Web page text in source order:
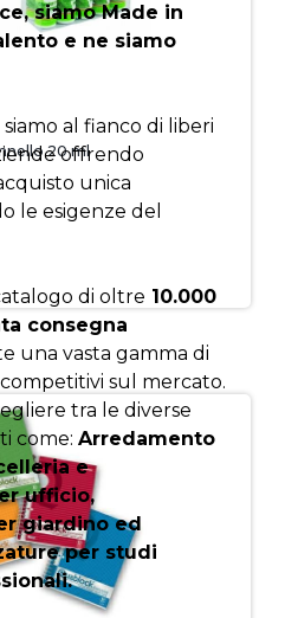
20 ml
siamo Made in
e ne siamo
siamo al fianco di liberi
offrendo
unica
le esigenze del
di oltre 10.000
consegna
una vasta gamma di
sul mercato.
tra le diverse
come: Arredamento
e
ufficio,
giardino ed
per studi